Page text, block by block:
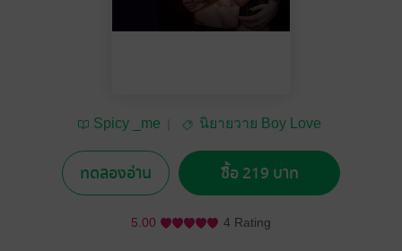
Spicy _me
นิยายวาย Boy Love
ทดลองอ่าน ซื้อ 219 บาท
5.00 4 Rating